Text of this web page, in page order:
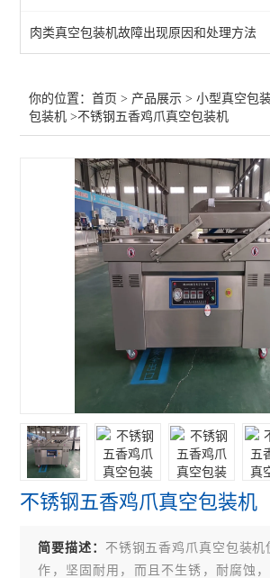
肉类真空包装机故障出现原因和处理方法
你的位置：首页 > 产品展示 >小型真空包
包装机 >不锈钢五香鸡爪真空包装机
不锈钢五香鸡爪真空包装机
简要描述： 不锈钢五香鸡爪真空包装机
作，坚固耐用，而且不生锈，耐腐蚀